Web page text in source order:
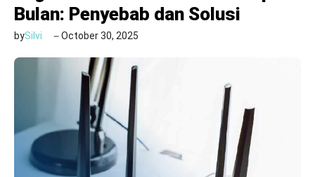
Bulan: Penyebab dan Solusi
bySilvi October 30, 2025